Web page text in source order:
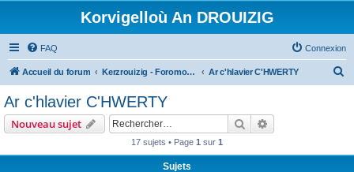
Korvigelloù An DROUIZIG
FAQ Connexion
Accueil du forum Kerzrouizig - Foromoù An Drouizig Ar c'hlavier C'HWERTY
Ar c'hlavier C'HWERTY
Nouveau sujet Rechercher
17 sujets • Page 1 sur 1
Sujets